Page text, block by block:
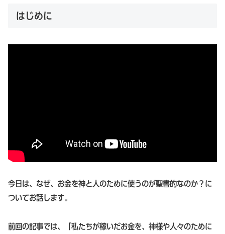
はじめに
今日は、なぜ、お金を神と人のために使うのが聖書的なのか？に
ついてお話します。
前回の記事では、「私たちが稼いだお金を、神様や人々のために